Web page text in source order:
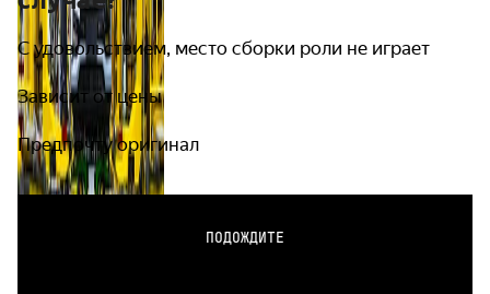
С удовольствием, место сборки роли не играет
Зависит от цены
Предпочту оригинал
ПОДОЖДИТЕ